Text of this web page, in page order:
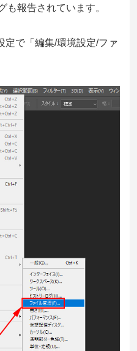
も報告されています。
定で「編集/環境設定/ファ